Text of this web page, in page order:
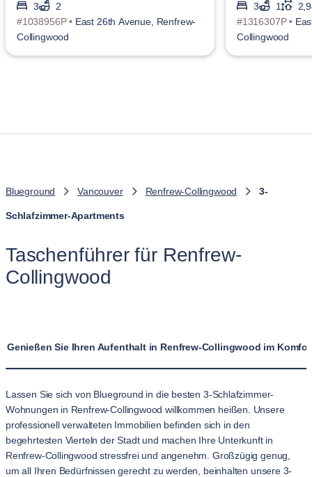
3
2
#1038956P • East 26th Avenue, Renfrew-
Collingwood
3 1
#1316307P •
Collingwood
Blueground Vancouver Renfrew-Collingwood 3-
Schlafzimmer-Apartments
Taschenführer für Renfrew-
Collingwood
Genießen Sie Ihren Aufenthalt in Renfrew-Collingwood im
Lassen Sie sich von Blueground in die besten 3-Schlafzimmer-
Wohnungen in Renfrew-Collingwood willkommen heißen. Unsere
professionell verwalteten Immobilien befinden sich in den
begehrtesten Vierteln der Stadt und machen Ihre Unterkunft in
Renfrew-Collingwood stressfrei und angenehm. Großzügig genug,
um all Ihren Bedürfnissen gerecht zu werden, beinhalten unsere 3-